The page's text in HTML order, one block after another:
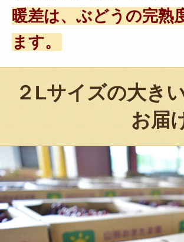
暖差は、ぶどうの完熟
ます。
２Lサイズの大き
お届